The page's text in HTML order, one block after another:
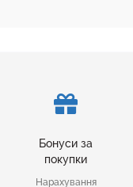
Бонуси за
покупки
Нарахування